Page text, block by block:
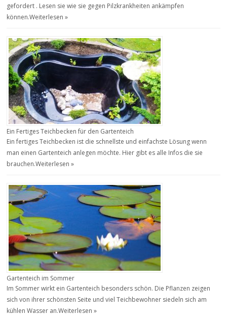
gefordert . Lesen sie wie sie gegen Pilzkrankheiten ankämpfen
können.Weiterlesen »
Ein Fertiges Teichbecken für den Gartenteich
Ein fertiges Teichbecken ist die schnellste und einfachste Lösung wenn
man einen Gartenteich anlegen möchte. Hier gibt es alle Infos die sie
brauchen.Weiterlesen »
Gartenteich im Sommer
Im Sommer wirkt ein Gartenteich besonders schön. Die Pflanzen zeigen
sich von ihrer schönsten Seite und viel Teichbewohner siedeln sich am
kühlen Wasser an.Weiterlesen »